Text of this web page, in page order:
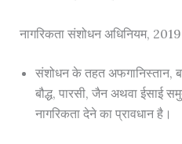
नागरिकता संशोधन अधिनियम, 2019
संशोधन के तहत अफगानिस्तान,
बौद्ध, पारसी, जैन अथवा ईसाई
नागरिकता देने का प्रावधान है।